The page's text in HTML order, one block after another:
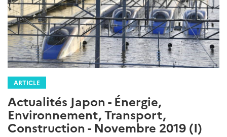
Rédigé par : SER de Tokyo - Pôle Développement Durable10
juillet 2020
Rejet de la première motion climat par les
investisseurs de la mégabanque japonaise Mizuho et
arrêt "en principe" du soutien public à l'exportation
de centrales à charbon / Entrée remarquée du géant
télécom NTT sur le marché japonais des énergies
renouvelables / JR Central et le recul de la mise en
service du train Maglev / Hausse de 50% des
glissements de terrain au Japon ces 10 dernières
années...Lire la suite